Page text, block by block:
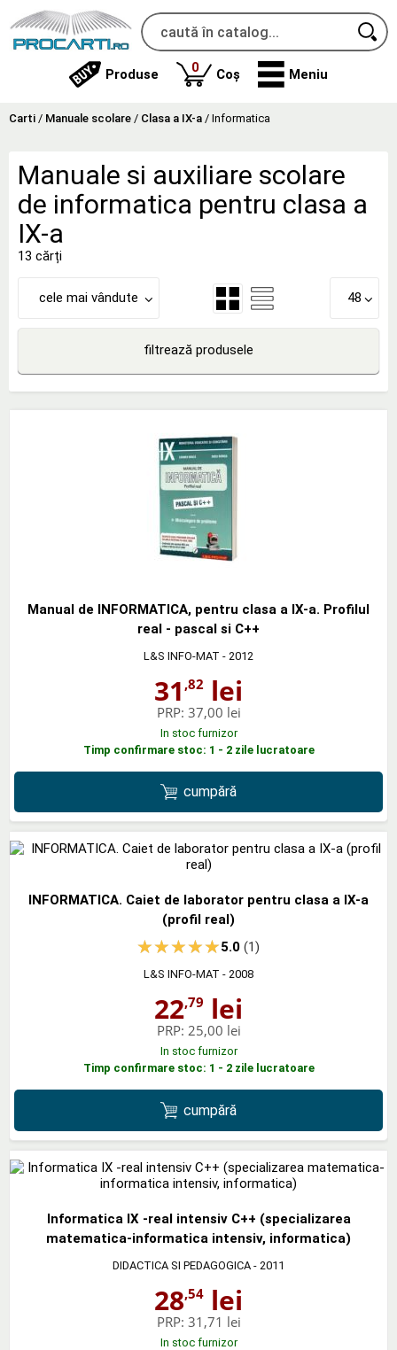
Produse 0produse
Coș Meniu
Carti / Manuale scolare / Clasa a IX-a / Informatica
Manuale si auxiliare scolare
de informatica pentru clasa a
IX-a
13 cărți
cele mai vândute 48
filtrează produsele
Manual de INFORMATICA, pentru clasa a IX-a. Profilul
real - pascal si C++
L&S INFO-MAT - 2012
31 ,82 lei
PRP: 37,00 lei
In stoc furnizor
Timp confirmare stoc: 1 - 2 zile lucratoare
cumpără
INFORMATICA. Caiet de laborator pentru clasa a IX-a
(profil real)
5.0(1)
L&S INFO-MAT - 2008
22,79 lei
PRP: 25,00 lei
In stoc furnizor
Timp confirmare stoc: 1 - 2 zile lucratoare
cumpără
Informatica IX -real intensiv C++ (specializarea
matematica-informatica intensiv, informatica)
DIDACTICA SI PEDAGOGICA - 2011
28,54 lei
PRP: 31,71 lei
In stoc furnizor